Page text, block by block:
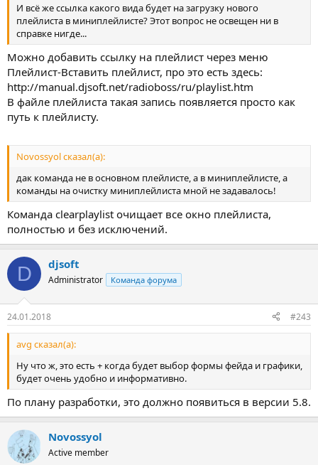
И всё же ссылка какого вида будет на загрузку нового
плейлиста в миниплейлисте? Этот вопрос не освещен ни в
справке нигде...
Можно добавить ссылку на плейлист через меню
Плейлист-Вставить плейлист, про это есть здесь:
http://manual.djsoft.net/radioboss/ru/playlist.htm
В файле плейлиста такая запись появляется просто как
путь к плейлисту.
Novossyol сказал(а):
дак команда не в основном плейлисте, а в миниплейлисте, а
команды на очистку миниплейлиста мной не задавалось!
Команда clearplaylist очищает все окно плейлиста,
полностью и без исключений.
D djsoft
Administrator Команда форума
24.01.2018 #243
avg сказал(а):
Ну что ж, это есть + когда будет выбор формы фейда и графики,
будет очень удобно и информативно.
По плану разработки, это должно появиться в версии 5.8.
Novossyol
Active member